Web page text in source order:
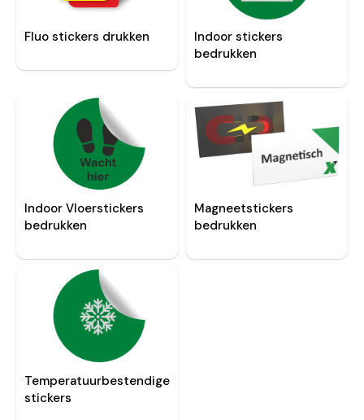
Fluo stickers drukken
Indoor stickers
bedrukken
Indoor Vloerstickers
bedrukken
Magneetstickers
bedrukken
Temperatuurbestendige
stickers